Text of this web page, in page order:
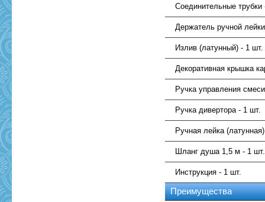
Соединительные трубки
Держатель ручной
Излив (латунный) - 1 шт.
Декоративная крышка
Ручка управления
Ручка дивертора - 1 шт.
Ручная лейка
Шланг душа 1,5 м - 1 шт.
Инструкция - 1 шт.
Преимущества